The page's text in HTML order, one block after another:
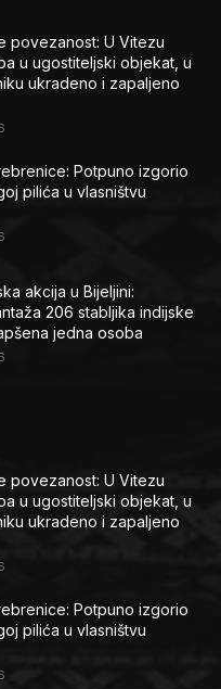
povezanost: U Vitezu
u ugostiteljski objekat, u
ukradeno i zapaljeno
Potpuno izgorio
pilića u vlasništvu
akcija u Bijeljini:
206 stabljika indijske
jedna osoba
povezanost: U Vitezu
u ugostiteljski objekat, u
ukradeno i zapaljeno
Potpuno izgorio
pilića u vlasništvu